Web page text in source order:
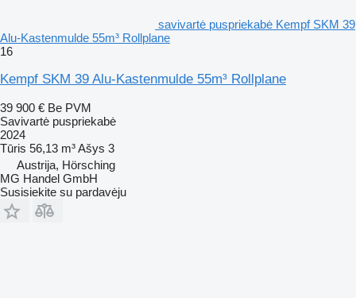
savivartė puspriekabė Kempf SKM 39
Alu-Kastenmulde 55m³ Rollplane
16
Kempf SKM 39 Alu-Kastenmulde 55m³ Rollplane
39 900 € Be PVM
Savivartė puspriekabė
2024
Tūris 56,13 m³Ašys 3
Austrija, Hörsching
MG Handel GmbH
Susisiekite su pardavėju